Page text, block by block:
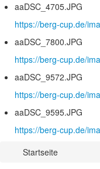
aaDSC_4705.JPG
https://berg-cup.de/
aaDSC_7800.JPG
https://berg-cup.de/
aaDSC_9572.JPG
https://berg-cup.de/
aaDSC_9595.JPG
https://berg-cup.de/
Startseite